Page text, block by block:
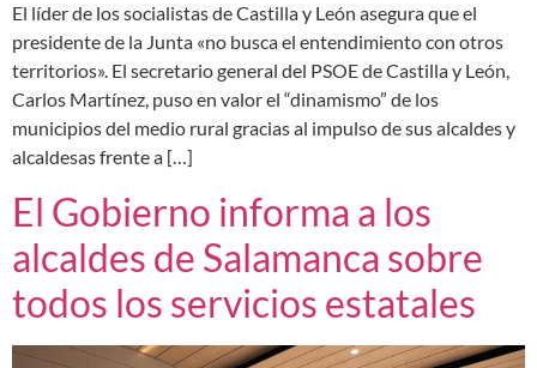
El líder de los socialistas de Castilla y León asegura que el
presidente de la Junta «no busca el entendimiento con otros
territorios». El secretario general del PSOE de Castilla y León,
Carlos Martínez, puso en valor el “dinamismo” de los
municipios del medio rural gracias al impulso de sus alcaldes y
alcaldesas frente a […]
El Gobierno informa a los
alcaldes de Salamanca sobre
todos los servicios estatales